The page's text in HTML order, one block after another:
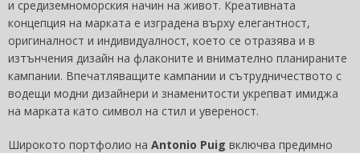
и средиземноморския начин на живот. Креативната
концепция на марката е изградена върху елегантност,
оригиналност и индивидуалност, което се отразява и в
изтънчения дизайн на флаконите и внимателно планираните
кампании. Впечатляващите кампании и сътрудничеството с
водещи модни дизайнери и знаменитости укрепват имиджа
на марката като символ на стил и увереност.
Широкото портфолио на Antonio Puig включва предимно